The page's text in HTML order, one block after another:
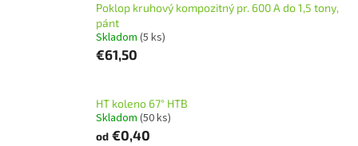
Poklop kruhový kompozitný pr. 600 A do 1,5 tony,
pánt
Skladom (5 ks)
€61,50
HT koleno 67° HTB
Skladom (50 ks)
od €0,40